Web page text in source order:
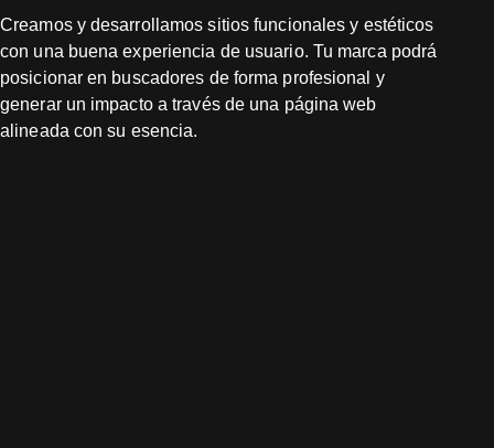
Creamos y desarrollamos sitios funcionales y estéticos
con una buena experiencia de usuario. Tu marca podrá
posicionar en buscadores de forma profesional y
generar un impacto a través de una página web
alineada con su esencia.